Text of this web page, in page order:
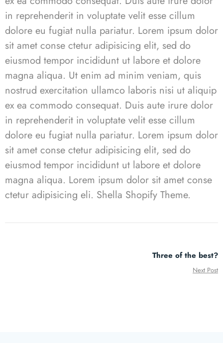
in reprehenderit in voluptate velit esse cillum
dolore eu fugiat nulla pariatur. Lorem ipsum dolor
sit amet conse ctetur adipisicing elit, sed do
eiusmod tempor incididunt ut labore et dolore
magna aliqua. Ut enim ad minim veniam, quis
nostrud exercitation ullamco laboris nisi ut aliquip
ex ea commodo consequat. Duis aute irure dolor
in reprehenderit in voluptate velit esse cillum
dolore eu fugiat nulla pariatur. Lorem ipsum dolor
sit amet conse ctetur adipisicing elit, sed do
eiusmod tempor incididunt ut labore et dolore
magna aliqua. Lorem ipsum dolor sit amet conse
ctetur adipisicing eli. Shella Shopify Theme.
Three of the best?
Next Post